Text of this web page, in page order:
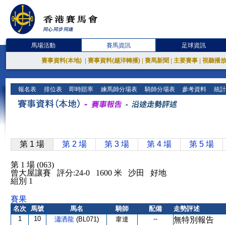
馬場活動 賽馬資訊 足球資訊
賽事資料(本地) 賽事資料(越洋轉播) 賽馬新聞 主要賽事 視聽播
報名表 排位表 即時賠率 練馬師分場表 騎師分場表 參考資料 統
第 1 場 第 2 場 第 3 場 第 4 場 第 5 場
第 1 場 (063)
曾大屋讓賽 評分:24-0 1600 米 沙田 好地
組別 1
賽果
名次 馬號 馬名 騎師 配備
走勢評述
1
10 瀟洒龍 (BL071) 韋達 -- 無特別報告